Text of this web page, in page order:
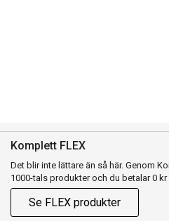
Komplett FLEX
Det blir inte lättare än så här. Genom
1000-tals produkter och du betalar 0 kr
Se FLEX produkter